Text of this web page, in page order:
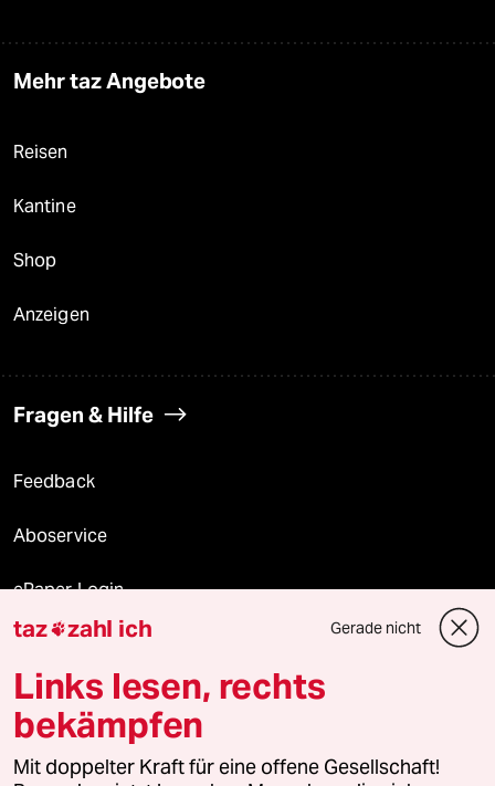
Mehr taz Angebote
Reisen
Kantine
Shop
Anzeigen
Fragen & Hilfe
Feedback
Aboservice
ePaper Login
Downloads für Abonnierende
© 2026 taz Verlags und Vertriebs GmbH
Alle Rechte vorbehalten. Bei rechtlichen Fragen oder für Genehmigungen
wenden Sie sich bitte an
lizenzen@taz.de
taz zahl ich Gerade nicht
Links lesen, rechts
bekämpfen
Mit doppelter Kraft für eine offene Gesellschaft!